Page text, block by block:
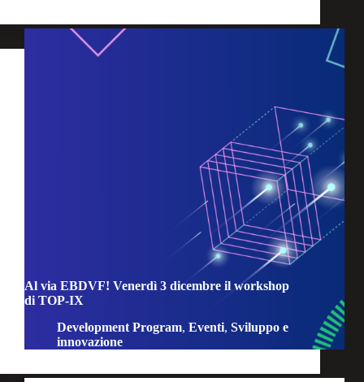
Al via EBDVF! Venerdì 3 dicembre il workshop
di TOP-IX
Development Program, Eventi, Sviluppo e
innovazione